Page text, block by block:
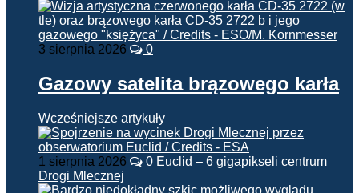
3 sierpnia 2026 0
Gazowy satelita brązowego karła
Wcześniejsze artykuły
1 sierpnia 2026 0 Euclid – 6 gigapikseli centrum
Drogi Mlecznej